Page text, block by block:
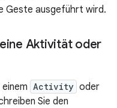
Geste ausgeführt wird.
Aktivität oder
Activity oder
Sie den